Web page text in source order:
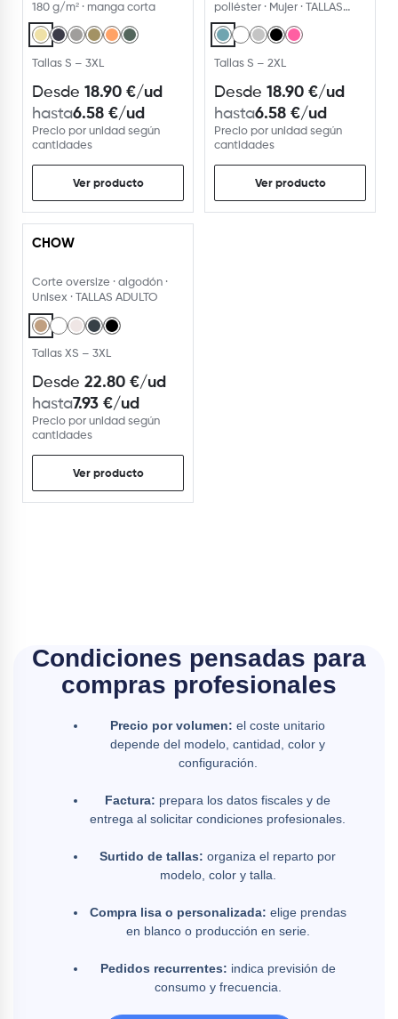
180 g/m² · manga corta
Tallas S – 3XL
Desde 18.90 €/ud
hasta6.58 €/ud
Precio por unidad según
cantidades
Ver producto
poliéster · Mujer · TALLAS
ADULTO · 5 colores
Tallas S – 2XL
Desde 18.90 €/ud
hasta6.58 €/ud
Precio por unidad según
cantidades
Ver producto
CHOW
Corte oversize · algodón ·
Unisex · TALLAS ADULTO
Tallas XS – 3XL
Desde 22.80 €/ud
hasta7.93 €/ud
Precio por unidad según
cantidades
Ver producto
Condiciones pensadas para
compras profesionales
Precio por volumen: el coste unitario
depende del modelo, cantidad, color y
configuración.
Factura: prepara los datos fiscales y de
entrega al solicitar condiciones profesionales.
Surtido de tallas: organiza el reparto por
modelo, color y talla.
Compra lisa o personalizada: elige prendas
en blanco o producción en serie.
Pedidos recurrentes: indica previsión de
consumo y frecuencia.